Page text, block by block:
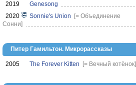
2019
Genesong
2020
Sonnie's Union
[= Объединение
Сонни]
Питер Гамильтон. Микрорассказы
2005 The Forever Kitten [= Вечный котёнок]